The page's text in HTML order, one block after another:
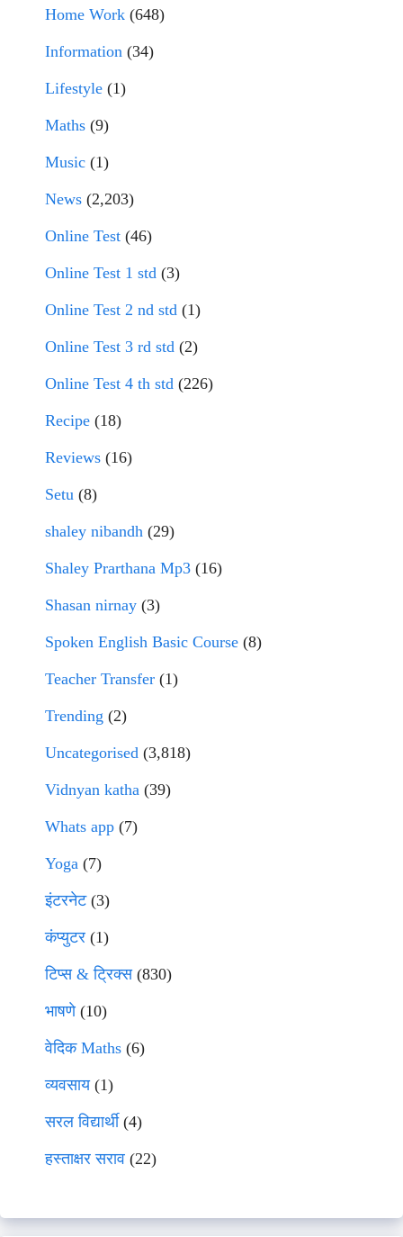
Home Work (648)
Information (34)
Lifestyle (1)
Maths (9)
Music (1)
News (2,203)
Online Test (46)
Online Test 1 std (3)
Online Test 2 nd std (1)
Online Test 3 rd std (2)
Online Test 4 th std (226)
Recipe (18)
Reviews (16)
Setu (8)
shaley nibandh (29)
Shaley Prarthana Mp3 (16)
Shasan nirnay (3)
Spoken English Basic Course (8)
Teacher Transfer (1)
Trending (2)
Uncategorised (3,818)
Vidnyan katha (39)
Whats app (7)
Yoga (7)
इंटरनेट(3)
कंप्युटर (1)
टिप्स & ट्रिक्स(830)
भाषणे(10)
वेदिक Maths (6)
व्यवसाय(1)
सरल विद्यार्थी(4)
हस्ताक्षर सराव (22)